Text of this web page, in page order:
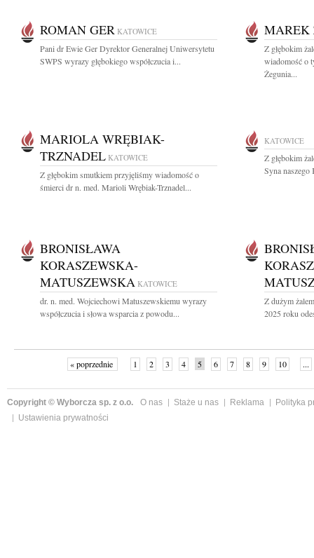
ROMAN GER KATOWICE
Pani dr Ewie Ger Dyrektor Generalnej Uniwersytetu
SWPS wyrazy głębokiego współczucia i...
MAREK
Z głębokim
wiadomość o
Żegunia...
MARIOLA WRĘBIAK-
TRZNADEL KATOWICE
Z głębokim smutkiem przyjęliśmy wiadomość o
śmierci dr n. med. Marioli Wrębiak-Trznadel...
KATOWICE
Z głębokim
Syna
BRONISŁAWA
KORASZEWSKA-
MATUSZEWSKA KATOWICE
dr. n. med. Wojciechowi Matuszewskiemu wyrazy
współczucia i słowa wsparcia z powodu...
Z dużym
2025 roku
« poprzednie 1 2 3 4 5 6 7 8 9 10 ...
Copyright © Wyborcza sp. z o.o. O nas Staże u nas Reklama
Polityka
Ustawienia prywatności